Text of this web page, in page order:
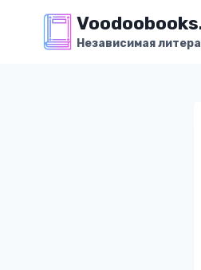
содержимомуНезависимая